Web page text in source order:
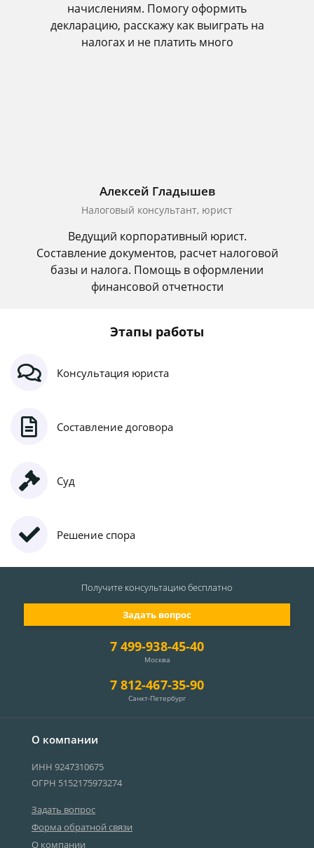
начислениям. Помогу оформить
декларацию, расскажу как выиграть на
налогах и не платить много
Алексей Гладышев
Налоговый консультант, юрист
Ведущий корпоративный юрист.
Составление документов, расчет налоговой
базы и налога. Помощь в оформлении
финансовой отчетности
Этапы работы
Консультация юриста
Составление договора
Суд
Решение спора
О компании
ИНН 9247310675
ОГРН 5152175973274
Задать вопрос
Форма обратной связи
О компании
7 499-938-45-40
Москва
7 812-467-35-90
Санкт-Петербург
Задать вопрос
Получите консультациюбесплатно